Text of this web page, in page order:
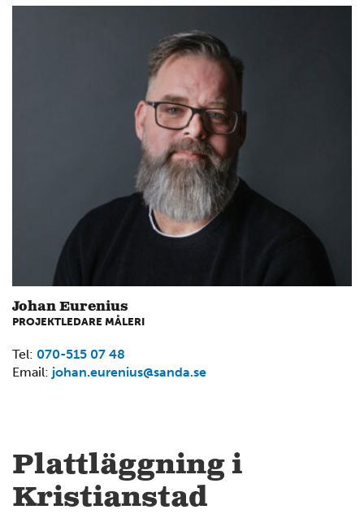
14
Johan Eurenius
PROJEKTLEDARE MÅLERI
Tel: 070-515 07 48
Email: johan.eurenius@sanda.se
Plattläggning i
Kristianstad